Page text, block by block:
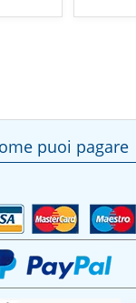
puoi pagare